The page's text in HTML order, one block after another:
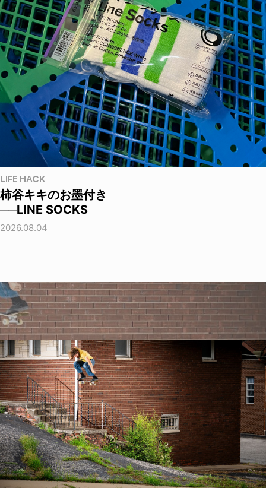
LIFE HACK
柿谷キキのお墨付き
──LINE SOCKS
2026.08.04